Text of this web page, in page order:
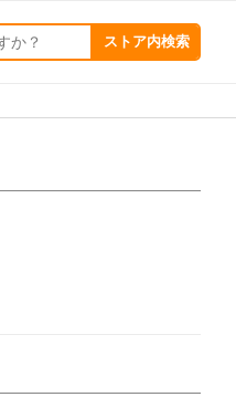
ストア内検索